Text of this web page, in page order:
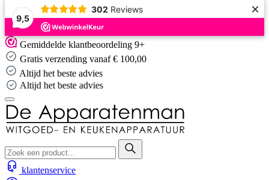
9,5
302 Reviews ×
Skip
to
content
Gemiddelde klantbeoordeling 9+
Gratis verzending vanaf € 100,00
Altijd het beste advies
Altijd het beste advies
klantenservice